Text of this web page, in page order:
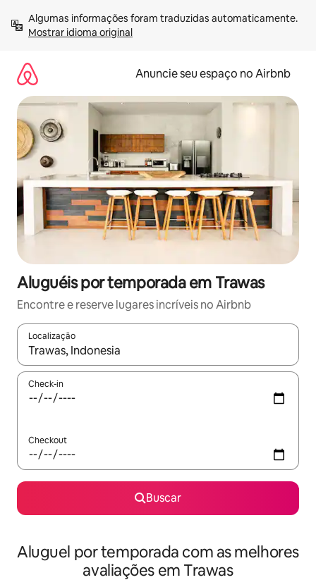
para
Mostrar idioma original
Anuncie seu espaço no Airbnb
Aluguéis por temporada em Trawas
Encontre e reserve lugares incríveis no Airbnb
Localização
Quando os resultados estiverem disponíveis, explore-os
Check-in
Checkout
Buscar
Aluguel por temporada com as melhores
avaliações em Trawas